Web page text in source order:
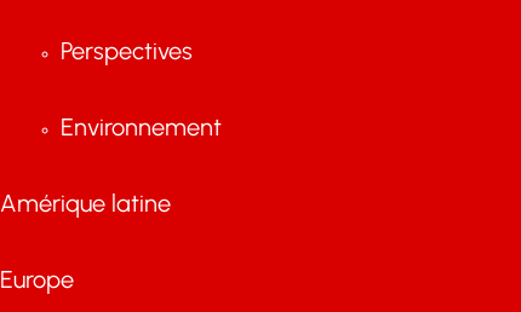
Perspectives
Environnement
Amérique latine
Europe